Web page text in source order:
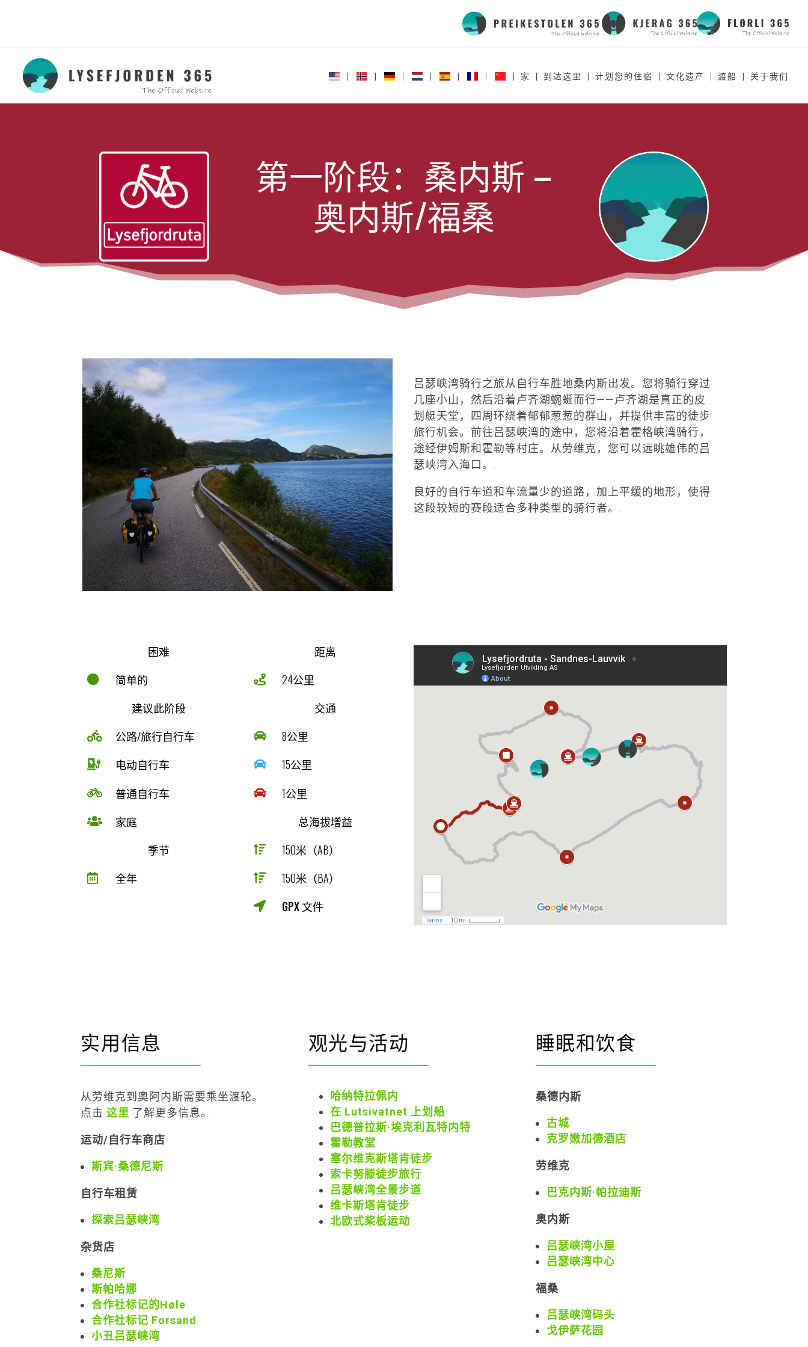
家 到达这里 计划您的住宿 文化遗产 渡船 关于我们
第一阶段：桑内斯 –
奥内斯/福桑
吕瑟峡湾骑行之旅从自行车胜地桑内斯出发。您将骑行穿过
几座小山，然后沿着卢齐湖蜿蜒而行——卢齐湖是真正的皮
划艇天堂，四周环绕着郁郁葱葱的群山，并提供丰富的徒步
旅行机会。前往吕瑟峡湾的途中，您将沿着霍格峡湾骑行，
途经伊姆斯和霍勒等村庄。从劳维克，您可以远眺雄伟的吕
瑟峡湾入海口。.
良好的自行车道和车流量少的道路，加上平缓的地形，使得
这段较短的赛段适合多种类型的骑行者。.
困难

简单的
建议此阶段
 公路/旅行自行车
 电动自行车
 普通自行车

家庭
季节
 全年
距离

24公里
交通
 8公里
 15公里

1公里
总海拔增益
 150米（AB）
 150米（BA）
 GPX 文件
实用信息
从劳维克到奥阿内斯需要乘坐渡轮。
点击这里 了解更多信息。.
运动/自行车商店
斯宾·桑德尼斯
自行车租赁
探索吕瑟峡湾
杂货店
桑尼斯
斯帕哈娜
合作社标记的Høle
合作社标记 Forsand
小丑吕瑟峡湾
观光与活动
哈纳特拉佩内
在 Lutsivatnet 上划船
巴德普拉斯·埃克利瓦特内特
霍勒教堂
塞尔维克斯塔肯徒步
索卡努滕徒步旅行
吕瑟峡湾全景步道
维卡斯塔肯徒步
北欧式桨板运动
睡眠和饮食
桑德内斯
古城
克罗嫩加德酒店
劳维克
巴克内斯·帕拉迪斯
奥内斯
吕瑟峡湾小屋
吕瑟峡湾中心
福桑
吕瑟峡湾码头
戈伊萨花园